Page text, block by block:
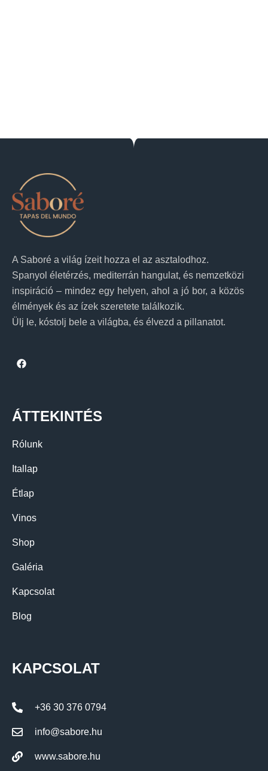
A Saboré a világ ízeit hozza el az asztalodhoz.
Spanyol életérzés, mediterrán hangulat, és nemzetközi
inspiráció – mindez egy helyen, ahol a jó bor, a közös
élmények és az ízek szeretete találkozik.
Ülj le, kóstolj bele a világba, és élvezd a pillanatot.
ÁTTEKINTÉS
Rólunk
Itallap
Étlap
Vinos
Shop
Galéria
Kapcsolat
Blog
KAPCSOLAT
+36 30 376 0794
info@sabore.hu
www.sabore.hu